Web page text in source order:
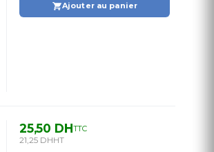
Ajouter au panier
25,50 DHTTC
21,25 DHHT